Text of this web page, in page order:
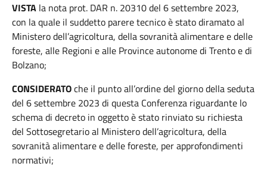
VISTA la nota prot. DAR n. 20310 del 6 settembre 2023,
con la quale il suddetto parere tecnico è stato diramato al
Ministero dell’agricoltura, della sovranità alimentare e delle
foreste, alle Regioni e alle Province autonome di Trento e di
Bolzano;
CONSIDERATOche il punto all’ordine del giorno della seduta
del 6 settembre 2023 di questa Conferenza riguardante lo
schema di decreto in oggetto è stato rinviato su richiesta
del Sottosegretario al Ministero dell’agricoltura, della
sovranità alimentare e delle foreste, per approfondimenti
normativi;